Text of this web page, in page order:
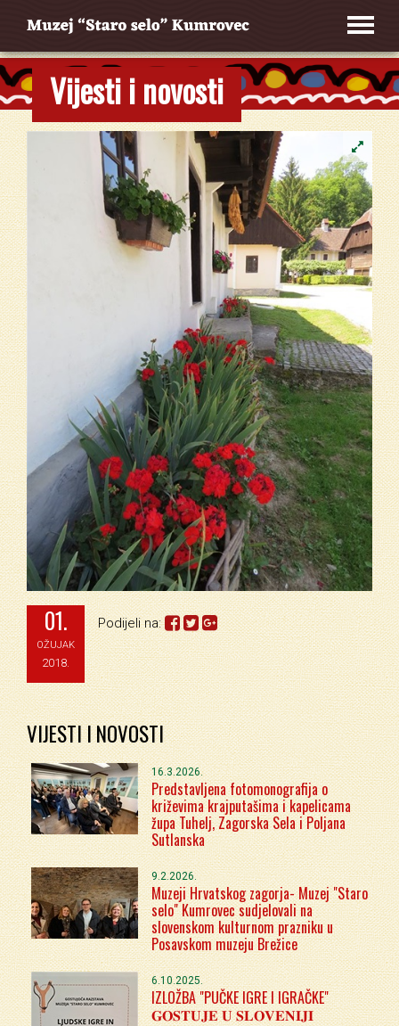
Vijesti i novosti
01.
OŽUJAK
2018.
Podijeli na:
VIJESTI I NOVOSTI
16.3.2026.
Predstavljena fotomonografija o
križevima krajputašima i kapelicama
župa Tuhelj, Zagorska Sela i Poljana
Sutlanska
9.2.2026.
Muzeji Hrvatskog zagorja- Muzej "Staro
selo" Kumrovec sudjelovali na
slovenskom kulturnom prazniku u
Posavskom muzeju Brežice
6.10.2025.
IZLOŽBA "PUČKE IGRE I IGRAČKE"
𝐆𝐎𝐒𝐓𝐔𝐉𝐄 𝐔 𝐒𝐋𝐎𝐕𝐄𝐍𝐈𝐉𝐈